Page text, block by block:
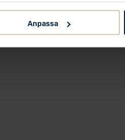
Anpassa